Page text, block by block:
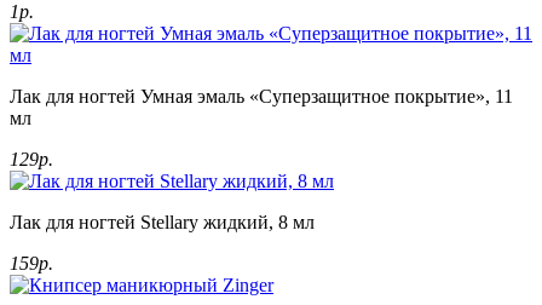
1р.
Лак для ногтей Умная эмаль «Суперзащитное покрытие», 11
мл
129р.
Лак для ногтей Stellary жидкий, 8 мл
159р.